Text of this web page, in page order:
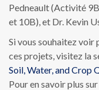
Pedneault (Activité
et 10B), et Dr. Kevin
Si vous souhaitez voir
ces projets, visitez la
Soil, Water, and Crop
Pour en savoir plus